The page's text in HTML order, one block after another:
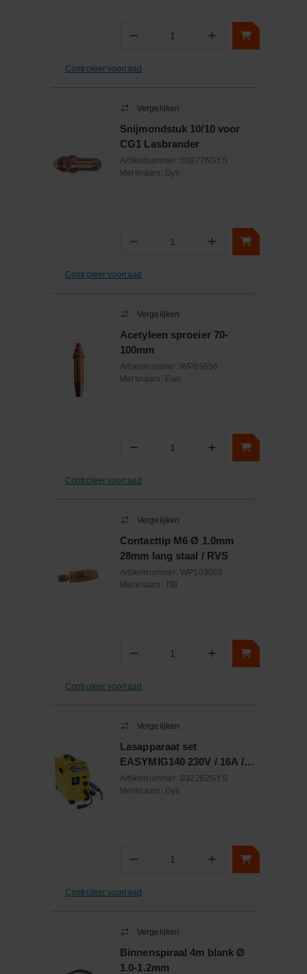
− Aantal +
Controleer voorraad
Vergelijken
Snijmondstuk 10/10 voor
CG1 Lasbrander
Artikelnummer: 038776GYS
Merknaam: Gys
− Aantal +
Controleer voorraad
Vergelijken
Acetyleen sproeier 70-
100mm
Artikelnummer: WP85656
Merknaam: Ewo
− Aantal +
Controleer voorraad
Vergelijken
Contacttip M6 Ø 1.0mm
28mm lang staal / RVS
Artikelnummer: WP103069
Merknaam: TBi
− Aantal +
Controleer voorraad
Vergelijken
Lasapparaat set
EASYMIG140 230V / 16A /
30A - 140A lasstroombereik
Artikelnummer: 032262GYS
Merknaam: Gys
− Aantal +
Controleer voorraad
Vergelijken
Binnenspiraal 4m blank Ø
1.0-1.2mm